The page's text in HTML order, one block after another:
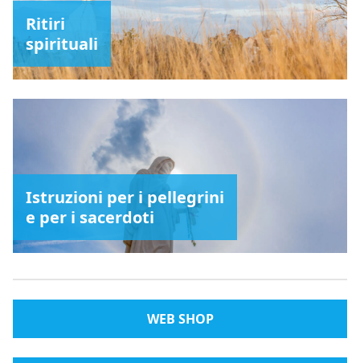
Ritiri
spirituali
Istruzioni per i pellegrini
e per i sacerdoti
WEB SHOP